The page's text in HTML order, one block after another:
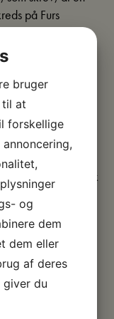
på Furs
med en cirkel
Fjeldsø
Samme
fossilet af en
den tyske
af fossilet med
at museet fik
turisten, at
fossilet i fem år
Denne
en katalysator
der
Fur
bruger
til at
forskellige
og
dem
dem eller
af deres
giver du